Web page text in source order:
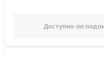
Доступно по